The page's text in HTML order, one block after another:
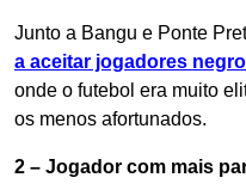
Junto a Bangu e Ponte
a aceitar jogadores
onde o futebol era muito
os menos afortunados.
2 – Jogador com mais